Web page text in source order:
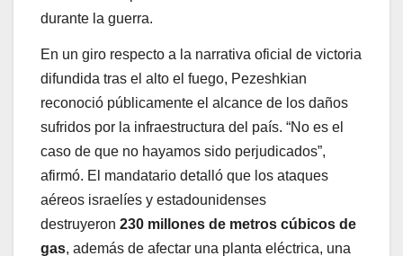
durante la guerra.
En un giro respecto a la narrativa oficial de victoria
difundida tras el alto el fuego, Pezeshkian
reconoció públicamente el alcance de los daños
sufridos por la infraestructura del país. “No es el
caso de que no hayamos sido perjudicados”,
afirmó. El mandatario detalló que los ataques
aéreos israelíes y estadounidenses
destruyeron 230 millones de metros cúbicos de
gas, además de afectar una planta eléctrica, una